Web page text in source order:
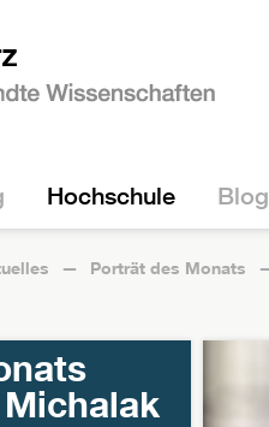
Hochschule Blog
Porträt des Monats